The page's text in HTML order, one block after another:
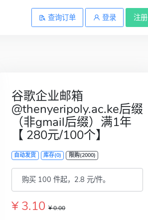
查询订单 登录 注册
谷歌企业邮箱
@thenyeripoly.ac.ke后缀
（非gmail后缀）满1年
【 280元/100个】
自动发货 库存(0) 限购(2000)
购买 100 件起，2.8 元/件。
¥ 3.10 ¥ 0.00